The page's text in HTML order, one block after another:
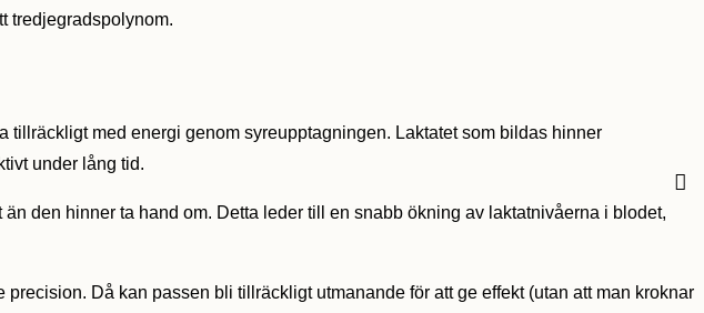
tredjegradspolynom.
med energi genom syreupptagningen. Laktatet som bildas hinner
under lång tid.
den hinner ta hand om. Detta leder till en snabb ökning av laktatnivåerna i blodet,
Då kan passen bli tillräckligt utmanande för att ge effekt (utan att man kroknar